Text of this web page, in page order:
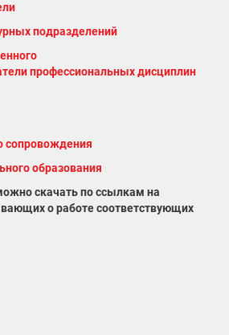
подразделений
профессиональных дисциплин
сопровождения
образования
скачать по ссылкам на
о работе соответствующих